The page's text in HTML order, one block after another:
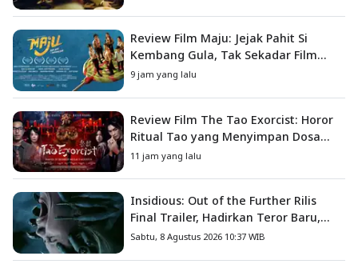
Review Film Maju: Jejak Pahit Si
Kembang Gula, Tak Sekadar Film
Petualangan Anak
9 jam yang lalu
Review Film The Tao Exorcist: Horor
Ritual Tao yang Menyimpan Dosa
Masa Lalu
11 jam yang lalu
Insidious: Out of the Further Rilis
Final Trailer, Hadirkan Teror Baru,
Iblis Kini Masuk ke Dunia Manusia
Sabtu, 8 Agustus 2026 10:37 WIB